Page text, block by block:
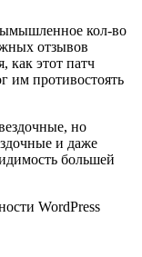
кол-во
отзывов
как этот патч
им противостоять
но
и даже
большей